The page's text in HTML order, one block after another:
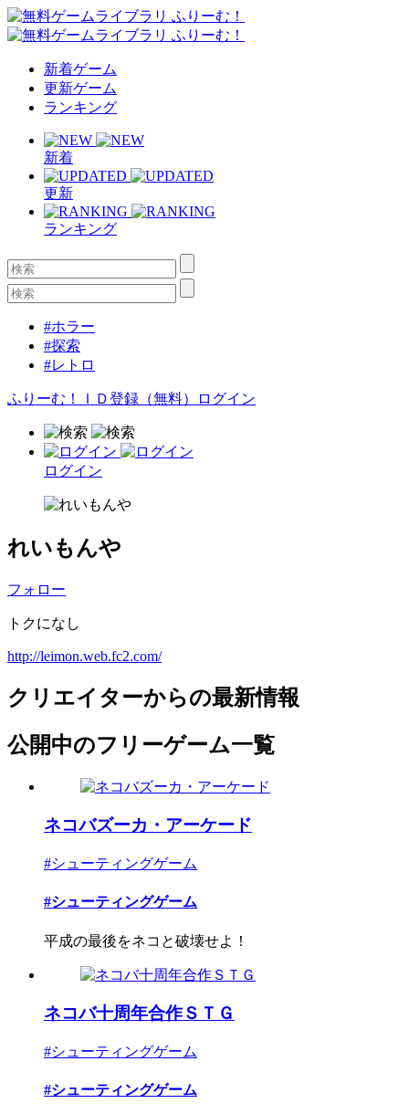
新着ゲーム
更新ゲーム
ランキング
新着
更新
ランキング
#ホラー
#探索
#レトロ
ふりーむ！ＩＤ登録（無料） ログイン
ログイン
れいもんや
フォロー
トクになし
http://leimon.web.fc2.com/
クリエイターからの最新情報
公開中のフリーゲーム一覧
ネコバズーカ・アーケード
#シューティングゲーム
#シューティングゲーム
平成の最後をネコと破壊せよ！
ネコバ十周年合作ＳＴＧ
#シューティングゲーム
#シューティングゲーム